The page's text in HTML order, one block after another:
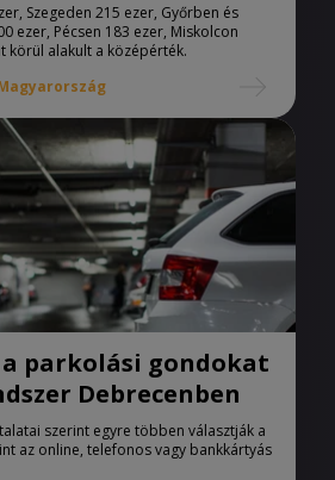
Szegeden 215 ezer, Győrben és
ezer, Pécsen 183 ezer, Miskolcon
körül alakult a középérték.
parkolási gondokat
Debrecenben
szerint egyre többen választják a
az online, telefonos vagy bankkártyás